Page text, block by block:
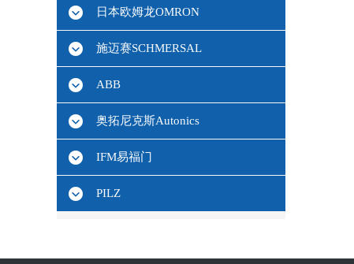
日本欧姆龙OMRON
施迈赛SCHMERSAL
ABB
奥拓尼克斯Autonics
IFM易福门
PILZ